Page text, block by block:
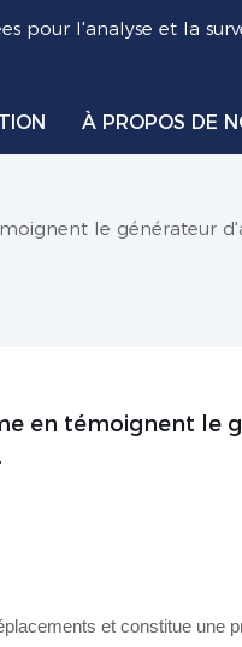
pour l'analyse et la
À PROPOS DE
le générateur
en témoignent le
et constitue une